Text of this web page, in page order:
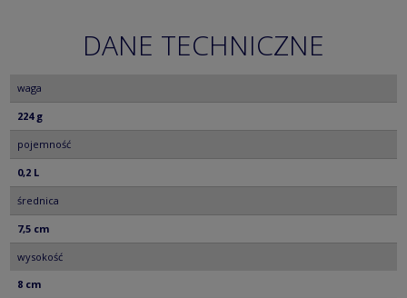
DANE TECHNICZNE
waga
224 g
pojemność
0,2 L
średnica
7,5 cm
wysokość
8 cm